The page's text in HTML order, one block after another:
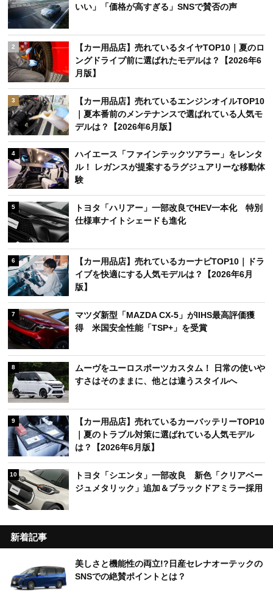
いい」「価格が高すぎる」SNSで賛否の声
2
【カー用品店】売れているタイヤTOP10｜夏のロ
ングドライブ前に選ばれたモデルは？【2026年6
月版】
3
【カー用品店】売れているエンジンオイルTOP10
｜夏本番前のメンテナンスで選ばれている人気モ
デルは？【2026年6月版】
4
ハイエース「ファインテックツアラー」をレンタ
ル！ レガンスが提案するラグジュアリーな移動体
験
5
トヨタ「ハリアー」一部改良でHEV一本化 特別
仕様車ナイトシェードも進化
6
【カー用品店】売れているカーナビTOP10｜ドラ
イブを快適にする人気モデルは？【2026年6月
版】
7
マツダ新型「MAZDA CX-5」がIIHS最高評価獲
得 米国安全性能「TSP+」を受賞
8
ムーヴをユーロスポーツカスタム！ 日常の使いや
すさはそのままに、他とは違うスタイルへ
9
【カー用品店】売れているカーバッテリーTOP10
｜夏のトラブル対策に選ばれている人気モデル
は？【2026年6月版】
10
トヨタ「シエンタ」一部改良 新色「クリアベー
ジュメタリック」追加＆ブラックドアミラー採用
新着記事
美しさと機能性の両立!?日産セレナオーテックの
SNSでの絶賛ポイントとは？